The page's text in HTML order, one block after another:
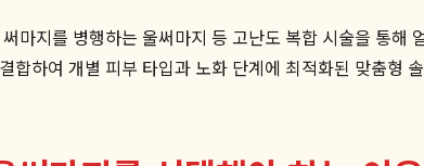
마지를 병행하는 울써마지 등 고난도 복합 시술을 통
합하여 개별 피부 타입과 노화 단계에 최적화된 맞춤형